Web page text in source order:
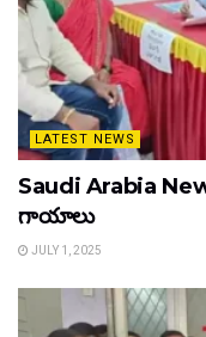
LATEST NEWS
Saudi Arabia
గాయాలు
JULY 1, 2025